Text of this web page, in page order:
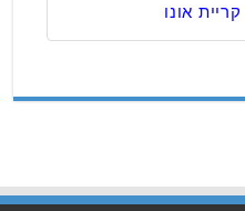
קריית אונו